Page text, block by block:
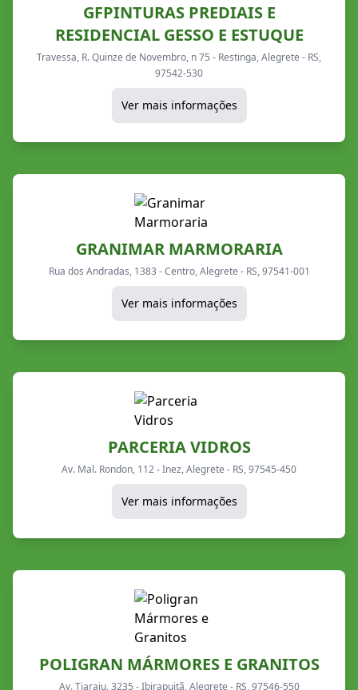
GFPINTURAS PREDIAIS E
RESIDENCIAL GESSO E ESTUQUE
Travessa, R. Quinze de Novembro, n 75 - Restinga, Alegrete - RS,
97542-530
Ver mais informações
GRANIMAR MARMORARIA
Rua dos Andradas, 1383 - Centro, Alegrete - RS, 97541-001
Ver mais informações
PARCERIA VIDROS
Av. Mal. Rondon, 112 - Inez, Alegrete - RS, 97545-450
Ver mais informações
POLIGRAN MÁRMORES E GRANITOS
Av. Tiaraju, 3235 - Ibirapuitã, Alegrete - RS, 97546-550